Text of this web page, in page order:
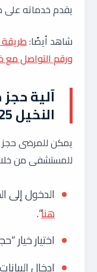
يقدم خدماته على مدار
شاهد أيضًا:
ورقم التواصل مع
آلية
النخيل 2025 بالخطوات
يمكن للمرضى حجز
للمستشفى من خلال
الدخول إلى
هنا“.
اختيار خيار
إدخال